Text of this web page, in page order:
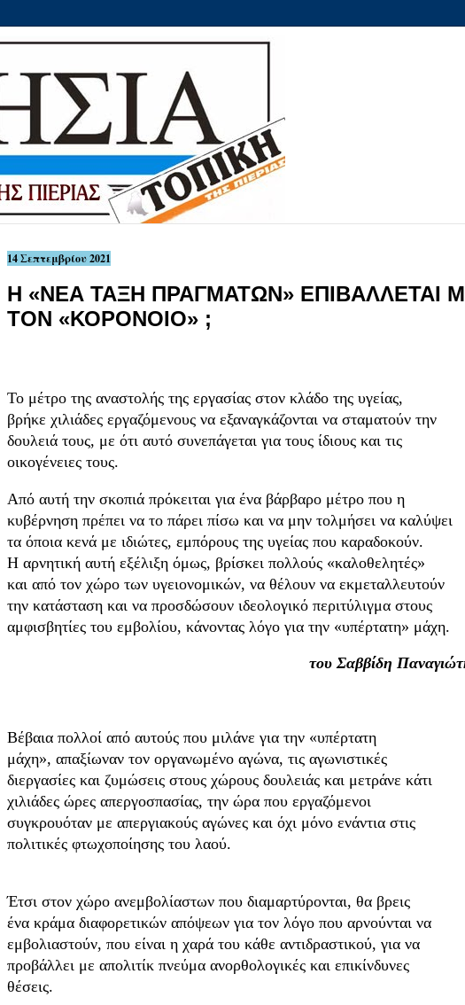
14 Σεπτεμβρίου 2021
Η «ΝΕΑ ΤΑΞΗ ΠΡΑΓΜΑΤΩΝ» ΕΠΙΒΑΛΛΕΤΑΙ
ΤΟΝ «ΚΟΡΟΝΟΙΟ» ;
Το μέτρο της αναστολής της εργασίας στον κλάδο της υγείας,
βρήκε χιλιάδες εργαζόμενους να εξαναγκάζονται να σταματούν την
δουλειά τους, με ότι αυτό συνεπάγεται για τους ίδιους και τις
οικογένειες τους.
Από αυτή την σκοπιά πρόκειται για ένα βάρβαρο μέτρο που η
κυβέρνηση πρέπει να το πάρει πίσω και να μην τολμήσει να καλύψει
τα όποια κενά με ιδιώτες, εμπόρους της υγείας που καραδοκούν.
Η αρνητική αυτή εξέλιξη όμως, βρίσκει πολλούς «καλοθελητές»
και από τον χώρο των υγειονομικών, να θέλουν να εκμεταλλευτούν
την κατάσταση και να προσδώσουν ιδεολογικό περιτύλιγμα στους
αμφισβητίες του εμβολίου, κάνοντας λόγο για την «υπέρτατη» μάχη.
του Σαββίδη
Βέβαια πολλοί από αυτούς που μιλάνε για την «υπέρτατη
μάχη», απαξίωναν τον οργανωμένο αγώνα, τις αγωνιστικές
διεργασίες και ζυμώσεις στους χώρους δουλειάς και μετράνε κάτι
χιλιάδες ώρες απεργοσπασίας, την ώρα που εργαζόμενοι
συγκρουόταν με απεργιακούς αγώνες και όχι μόνο ενάντια στις
πολιτικές φτωχοποίησης του λαού.
Έτσι στον χώρο ανεμβολίαστων που διαμαρτύρονται, θα βρεις
ένα κράμα διαφορετικών απόψεων για τον λόγο που αρνούνται να
εμβολιαστούν, που είναι η χαρά του κάθε αντιδραστικού, για να
προβάλλει με απολιτίκ πνεύμα ανορθολογικές και επικίνδυνες
θέσεις.